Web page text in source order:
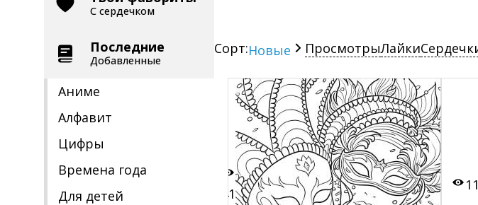
С сердечком
Последние
Добавленные
Аниме
Алфавит
Цифры
Времена года
Для детей
Сорт:Новые ПросмотрыЛайки
41
11